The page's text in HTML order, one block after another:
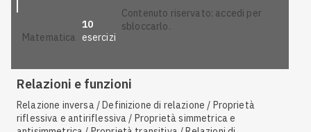
matematica
10
esercizi
contenuto riservato: accedi per
sbloccarlo.
Relazioni e funzioni
Relazione inversa / Definizione di relazione / Proprietà
riflessiva e antiriflessiva / Proprietà simmetrica e